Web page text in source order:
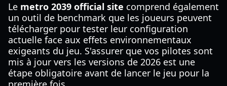
Le metro 2039 official site comprend également
un outil de benchmark que les joueurs peuvent
télécharger pour tester leur configuration
actuelle face aux effets environnementaux
exigeants du jeu. S'assurer que vos pilotes sont
mis à jour vers les versions de 2026 est une
étape obligatoire avant de lancer le jeu pour la